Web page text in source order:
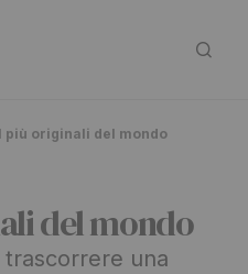
più originali del mondo
del mondo
una